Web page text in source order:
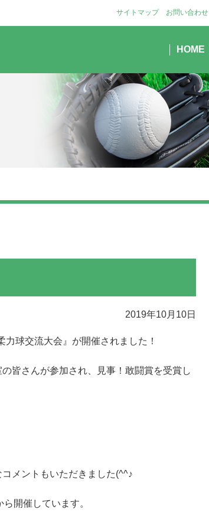
サイトマップ お問い合わせ
HOME
2019年10月10日
球交流大会』が開催されました！
皆さんが参加され、見事！敢闘賞を受賞し
メントもいただきました(^^♪
開催しています。